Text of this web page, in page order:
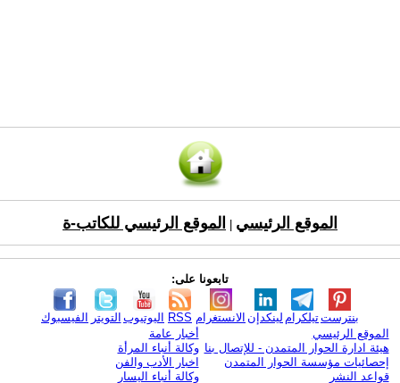
الموقع الرئيسي الموقع الرئيسي للكاتب-ة
تابعونا على:
الفيسبوك التويتر اليوتيوب RSS الانستغرام لينكدإن تيلكرامبنترست
الموقع الرئيسي
هيئة ادارة الحوار المتمدن - للإتصال بنا
إحصائيات مؤسسة الحوار المتمدن
قواعد النشر
أخبار عامة
وكالة أنباء المرأة
اخبار الأدب والفن
وكالة أنباء اليسار